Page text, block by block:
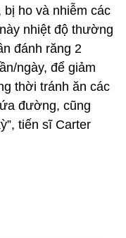
bị ho và nhiễm các
nhiệt độ thường
đánh răng 2
ngày, để giảm
thời tránh ăn các
đường, cũng
tiến sĩ Carter